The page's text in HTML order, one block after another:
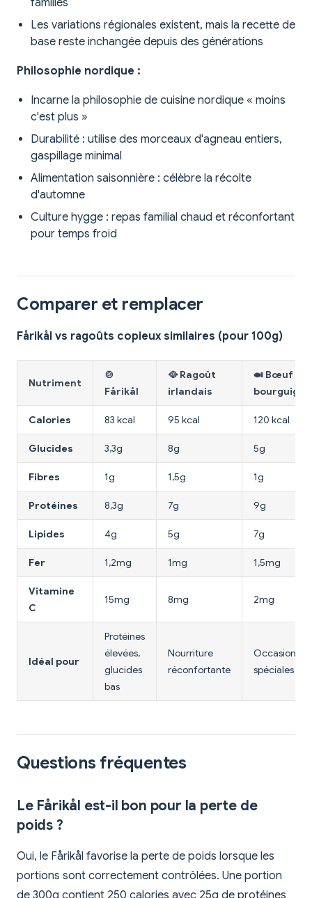
familles
Les variations régionales existent, mais la recette de
base reste inchangée depuis des générations
Philosophie nordique :
Incarne la philosophie de cuisine nordique « moins
c'est plus »
Durabilité : utilise des morceaux d'agneau entiers,
gaspillage minimal
Alimentation saisonnière : célèbre la récolte
d'automne
Culture hygge : repas familial chaud et réconfortant
pour temps froid
Comparer et remplacer
Fårikål vs ragoûts copieux similaires (pour 100g)
Nutriment
🍲
Fårikål
🥘 Ragoût
irlandais
🍛 Bœuf
Calories 83 kcal 95 kcal 120 kcal
Glucides 3,3g 8g 5g
Fibres 1g 1,5g 1g
Protéines 8,3g 7g 9g
Lipides 4g 5g 7g
Fer 1,2mg 1mg 1,5mg
Vitamine
C
15mg 8mg 2mg
Idéal pour
Protéines
élevées,
glucides
bas
Nourriture
réconfortante
Occasions
spéciales
Questions fréquentes
Le Fårikål est-il bon pour la perte de
poids ?
Oui, le Fårikål favorise la perte de poids lorsque les
portions sont correctement contrôlées. Une portion